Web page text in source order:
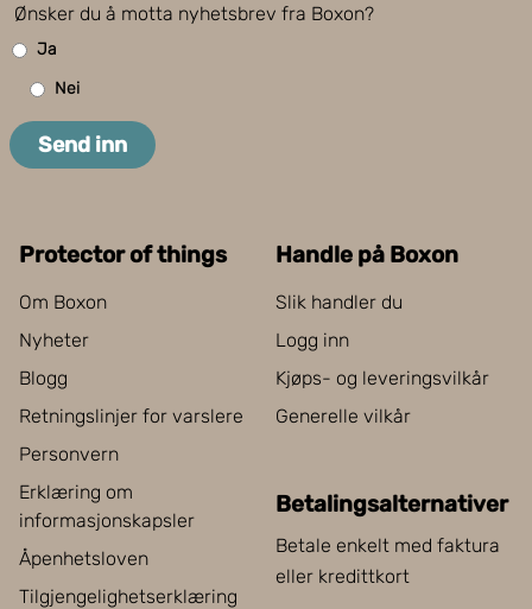
Ønsker du å motta nyhetsbrev fra Boxon?
Ja
Nei
Send inn
Protector of things
Om Boxon
Nyheter
Blogg
Retningslinjer for varslere
Personvern
Erklæring om
informasjonskapsler
Åpenhetsloven
Tilgjengelighetserklæring
Handle på Boxon
Slik handler du
Logg inn
Kjøps- og leveringsvilkår
Generelle vilkår
Betalingsalternativer
Betale enkelt med faktura
eller kredittkort